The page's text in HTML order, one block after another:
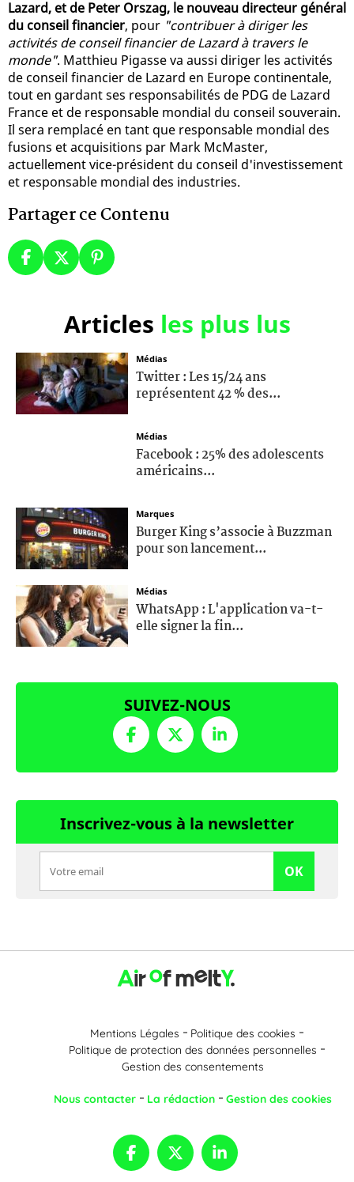
Lazard, et de Peter Orszag, le nouveau directeur général
du conseil financier, pour "contribuer à diriger les
activités de conseil financier de Lazard à travers le
monde". Matthieu Pigasse va aussi diriger les activités
de conseil financier de Lazard en Europe continentale,
tout en gardant ses responsabilités de PDG de Lazard
France et de responsable mondial du conseil souverain.
Il sera remplacé en tant que responsable mondial des
fusions et acquisitions par Mark McMaster,
actuellement vice-président du conseil d'investissement
et responsable mondial des industries.
Partager ce Contenu
Articles les plus lus
Médias
Twitter : Les 15/24 ans
représentent 42 % des...
Médias
Facebook : 25% des adolescents
américains...
Marques
Burger King s’associe à Buzzman
pour son lancement...
Médias
WhatsApp : L'application va-t-
elle signer la fin...
SUIVEZ-NOUS
Inscrivez-vous à la newsletter
OK
Mentions Légales
Politique des cookies
Politique de protection des données personnelles
Gestion des consentements
Nous contacter La rédaction Gestion des cookies